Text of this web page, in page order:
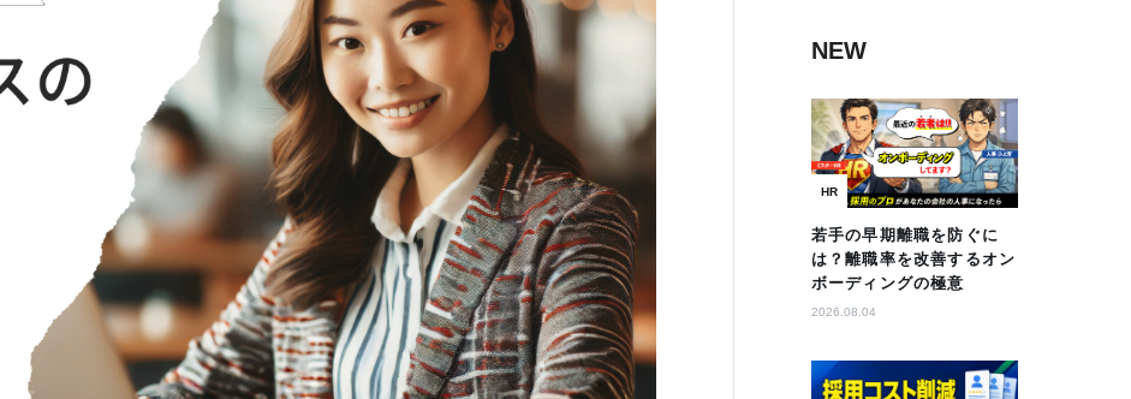
NEW
HR
若手の早期離職を防ぐに
は？離職率を改善するオン
ボーディングの極意
2026.08.04